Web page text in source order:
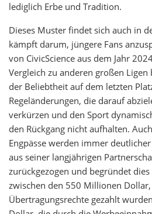
lediglich Erbe und Tradition.
Dieses Muster findet sich auch in
kämpft darum, jüngere Fans
von CivicScience aus dem Jahr
Vergleich zu anderen großen
der Beliebtheit auf dem letzten
Regeländerungen, die darauf
verkürzen und den Sport
den Rückgang nicht aufhalten.
Engpässe werden immer
aus seiner langjährigen
zurückgezogen und begründet
zwischen den 550 Millionen
Übertragungsrechte gezahlt